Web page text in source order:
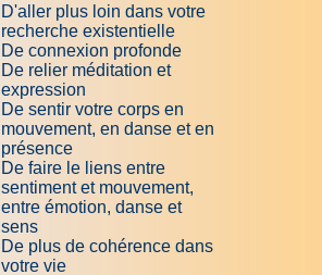
D'aller plus loin dans votre
recherche existentielle
De connexion profonde
De relier méditation et
expression
De sentir votre corps en
mouvement, en danse et en
présence
De faire le liens entre
sentiment et mouvement,
entre émotion, danse et
sens
De plus de cohérence dans
votre vie